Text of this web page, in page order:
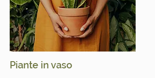
Piante in vaso